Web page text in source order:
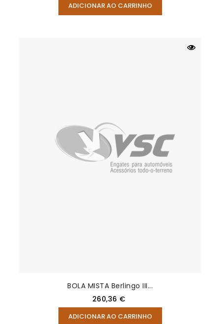
ADICIONAR AO CARRINHO
BOLA MISTA Berlingo III...
Preço
260,36 €
ADICIONAR AO CARRINHO